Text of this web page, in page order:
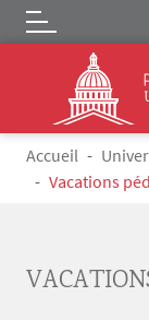
Aller au contenu
Logo
Fil d'Ariane
Accueil
Vacations